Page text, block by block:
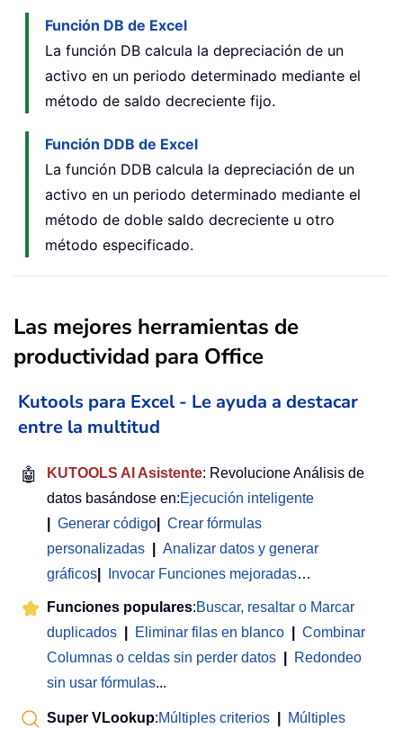
Función DB de Excel
La función DB calcula la depreciación de un
activo en un periodo determinado mediante el
método de saldo decreciente fijo.
Función DDB de Excel
La función DDB calcula la depreciación de un
activo en un periodo determinado mediante el
método de doble saldo decreciente u otro
método especificado.
Las mejores herramientas de
productividad para Office
Kutools para Excel - Le ayuda a destacar
entre la multitud
🤖 KUTOOLS AI Asistente: Revolucione Análisis de
datos basándose en:Ejecución inteligente
Generar código
Crear fórmulas
personalizadas
Analizar datos y generar
gráficos
Invocar Funciones mejoradas…
Funciones populares:Buscar, resaltar o Marcar
duplicados
Eliminar filas en blanco
Combinar
Columnas o celdas sin perder datos
Redondeo
sin usar fórmulas...
Super VLookup:Múltiples criterios
Múltiples